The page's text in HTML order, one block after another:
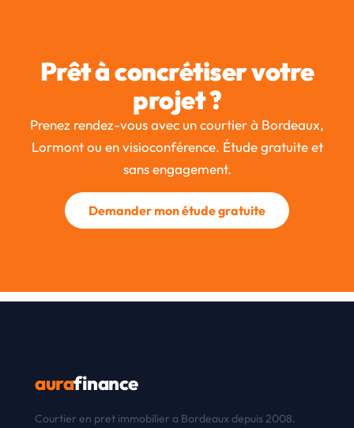
Prêt à concrétiser votre
projet ?
Prenez rendez-vous avec un courtier à Bordeaux,
Lormont ou en visioconférence. Étude gratuite et
sans engagement.
Demander mon étude gratuite
aurafinance
Courtier en pret immobilier a Bordeaux depuis 2008.